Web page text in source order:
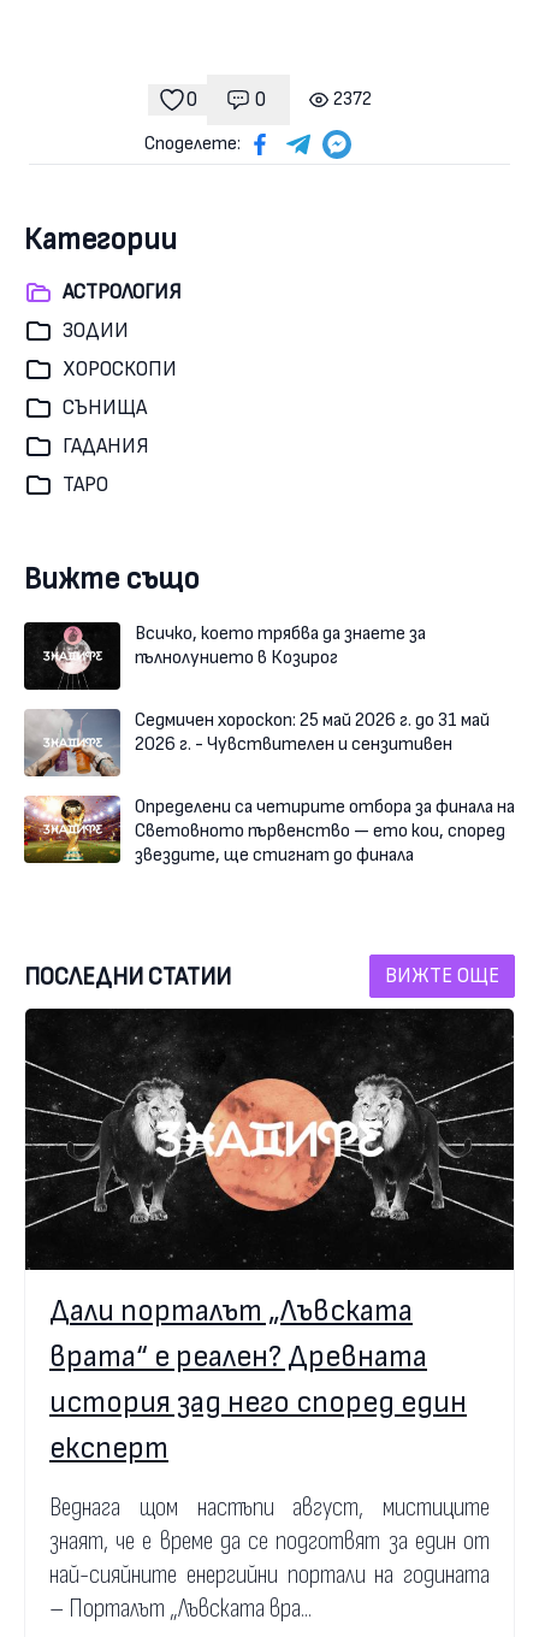
Категории
АСТРОЛОГИЯ
ЗОДИИ
ХОРОСКОПИ
СЪНИЩА
ГАДАНИЯ
ТАРО
Вижте също
Всичко, което трябва да знаете за
пълнолунието в Козирог
Седмичен хороскоп: 25 май 2026 г. до 31 май
2026 г. - Чувствителен и сензитивен
Определени са четирите отбора за финала на
Световното първенство — ето кои, според
звездите, ще стигнат до финала
0
харесвания
0
Коментари
2372
гледания
Споделете:
ПОСЛЕДНИ СТАТИИ ВИЖТЕ ОЩЕ
Дали порталът „Лъвската
врата“ е реален? Древната
история зад него според един
експерт
Веднага щом настъпи август, мистиците
знаят, че е време да се подготвят за един от
най-сияйните енергийни портали на годината
– Порталът „Лъвската вра...